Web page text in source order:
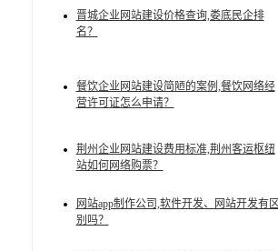
晋城企业网站建设价格查询,娄底民企排
名？
餐饮企业网站建设简陋的案例,餐饮网络经
营许可证怎么申请？
荆州企业网站建设费用标准,荆州客运枢纽
站如何网络购票？
网站app制作公司,软件开发、网站开发有区
别吗？